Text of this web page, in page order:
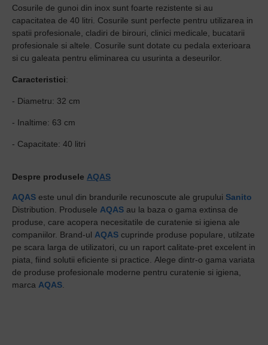
Cosurile de gunoi din inox sunt foarte rezistente si au
capacitatea de 40 litri. Cosurile sunt perfecte pentru utilizarea in
spatii profesionale, cladiri de birouri, clinici medicale, bucatarii
profesionale si altele. Cosurile sunt dotate cu pedala exterioara
si cu galeata pentru eliminarea cu usurinta a deseurilor.
Caracteristici:
- Diametru: 32 cm
- Inaltime: 63 cm
- Capacitate: 40 litri
Despre produsele AQAS
AQAS este unul din brandurile recunoscute ale grupului Sanito
Distribution. Produsele AQAS au la baza o gama extinsa de
produse, care acopera necesitatile de curatenie si igiena ale
companiilor. Brand-ul AQAS cuprinde produse populare, utilzate
pe scara larga de utilizatori, cu un raport calitate-pret excelent in
piata, fiind solutii eficiente si practice. Alege dintr-o gama variata
de produse profesionale moderne pentru curatenie si igiena,
marca AQAS